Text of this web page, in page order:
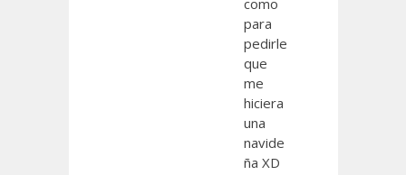
como
para
pedirle
que
me
hiciera
una
navide
ña XD